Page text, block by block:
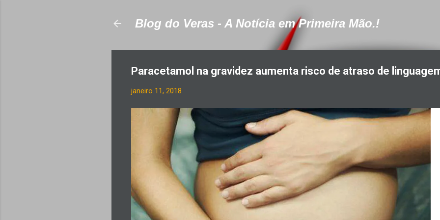
Blog do Veras - A Notícia em Primeira Mão.!
Paracetamol na gravidez aumenta risco de atraso de
janeiro 11, 2018